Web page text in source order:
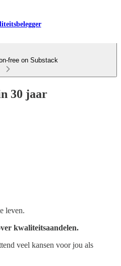
free on Substack
30 jaar
leven.
kwaliteitsaandelen.
veel kansen voor jou als